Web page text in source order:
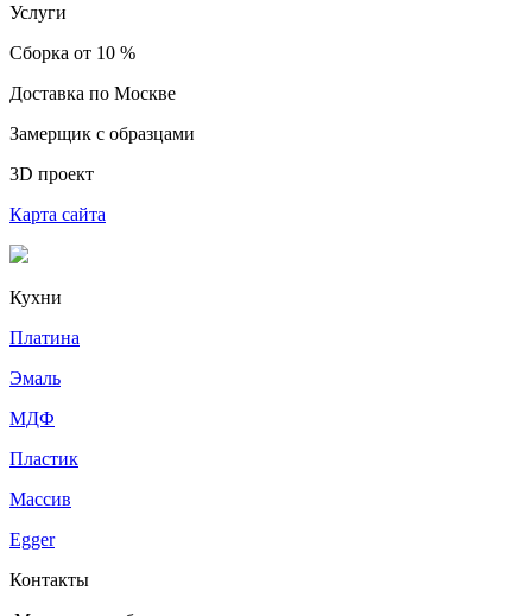
Услуги
Сборка от 10 %
Доставка по Москве
Замерщик с образцами
3D проект
Карта сайта
Кухни
Платина
Эмаль
МДФ
Пластик
Массив
Egger
Контакты